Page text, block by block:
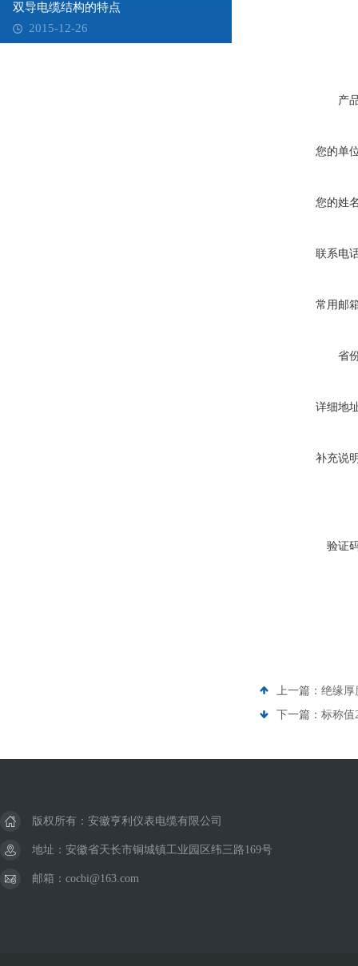
双导电缆结构的特点
2015-12-26
产
您的单
您的姓
联系电
常用邮
省
详细地
补充说
验证
上一篇： 绝缘厚
下一篇： 标称值
版权所有：安徽亨利仪表电缆有限公司
地址：安徽省天长市铜城镇工业园区纬三路169号
邮箱：cocbi@163.com